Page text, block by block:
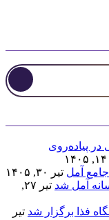
پیاده‌روی
آمل تیر ۳۰, ۱۴۰۵
آمل شد
تیر ۲۷,
فذا برگزار شد تیر